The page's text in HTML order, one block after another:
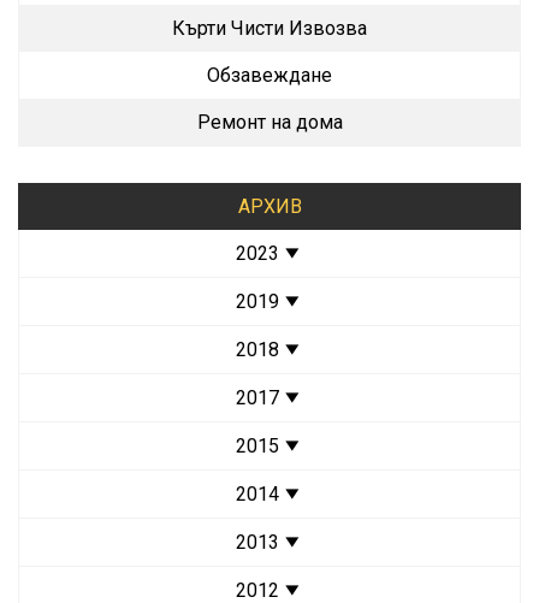
Кърти Чисти Извозва
Обзавеждане
Ремонт на дома
АРХИВ
2023
2019
2018
2017
2015
2014
2013
2012